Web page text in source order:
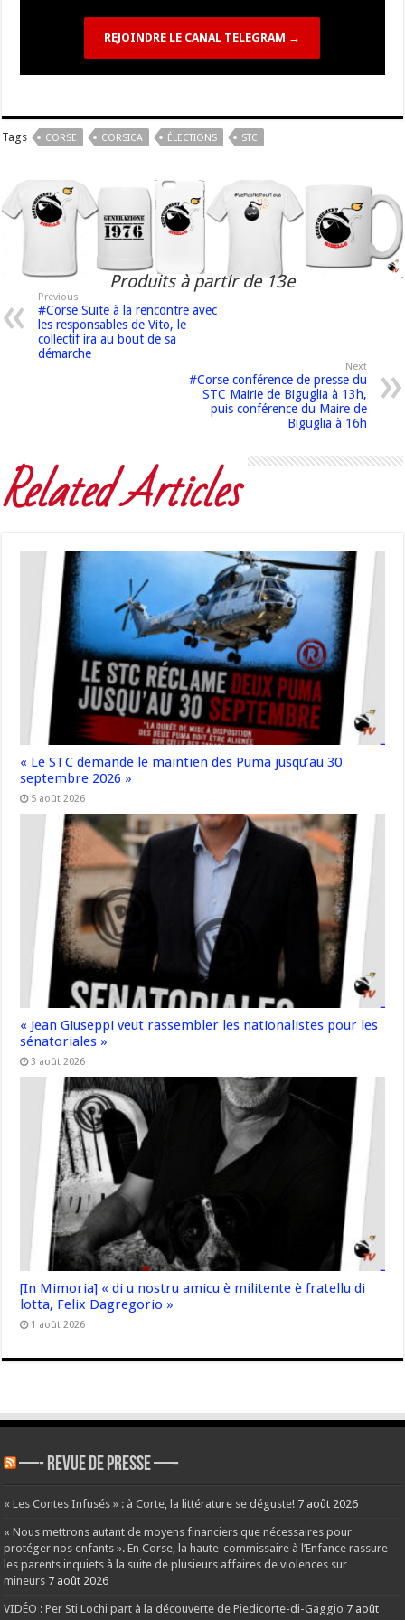
REJOINDRE LE CANAL TELEGRAM →
Tags CORSE CORSICA ÉLECTIONS STC
Produits à partir de 13e
Previous
#Corse Suite à la rencontre avec
les responsables de Vito, le
collectif ira au bout de sa
démarche
Next
#Corse conférence de presse du
STC Mairie de Biguglia à 13h,
puis conférence du Maire de
Biguglia à 16h
Related Articles
« Le STC demande le maintien des Puma jusqu’au 30
septembre 2026 »
5 août 2026
« Jean Giuseppi veut rassembler les nationalistes pour les
sénatoriales »
3 août 2026
[In Mimoria] « di u nostru amicu è militente è fratellu di
lotta, Felix Dagregorio »
1 août 2026
—- REVUE DE PRESSE —-
« Les Contes Infusés » : à Corte, la littérature se déguste! 7 août 2026
« Nous mettrons autant de moyens financiers que nécessaires pour
protéger nos enfants ». En Corse, la haute-commissaire à l’Enfance rassure
les parents inquiets à la suite de plusieurs affaires de violences sur
mineurs 7 août 2026
VIDÉO : Per Sti Lochi part à la découverte de Piedicorte-di-Gaggio 7 août